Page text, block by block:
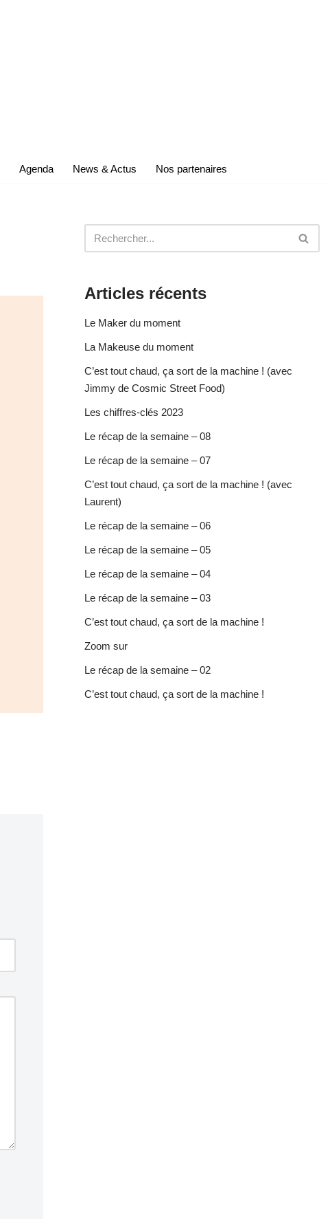
Agenda News & Actus Nos partenaires
Articles récents
Le Maker du moment
La Makeuse du moment
C’est tout chaud, ça sort de la machine ! (avec
Jimmy de Cosmic Street Food)
Les chiffres-clés 2023
Le récap de la semaine – 08
Le récap de la semaine – 07
C’est tout chaud, ça sort de la machine ! (avec
Laurent)
Le récap de la semaine – 06
Le récap de la semaine – 05
Le récap de la semaine – 04
Le récap de la semaine – 03
C’est tout chaud, ça sort de la machine !
Zoom sur
Le récap de la semaine – 02
C’est tout chaud, ça sort de la machine !